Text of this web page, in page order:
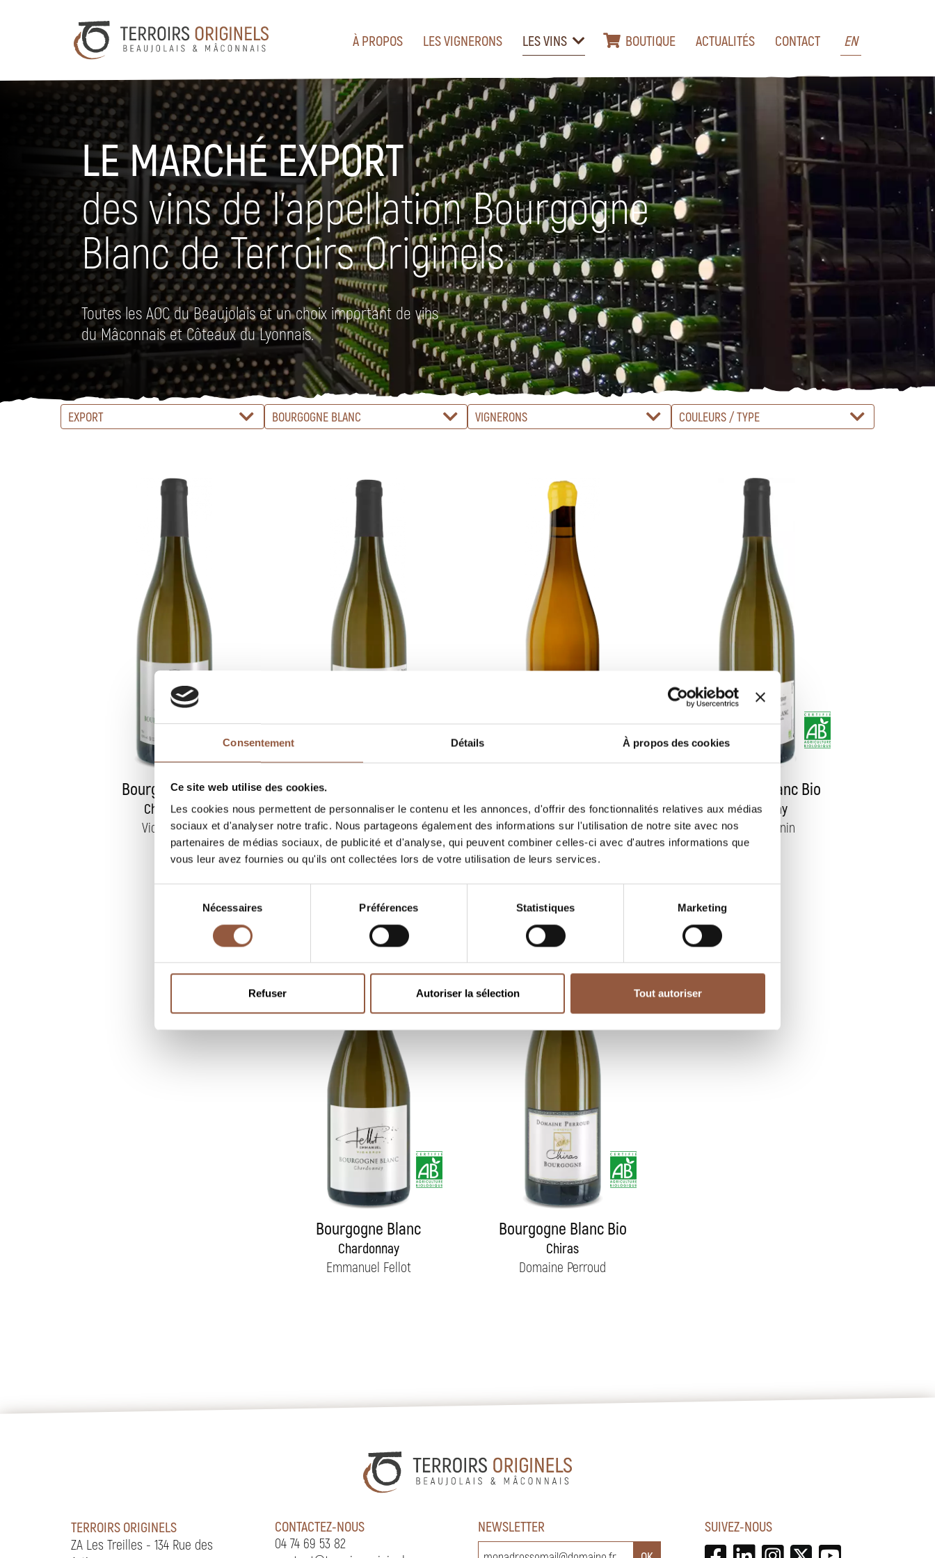
Consentement Détails À propos des cookies
Ce site web utilise des cookies.
Les cookies nous permettent de personnaliser le contenu et les annonces, d'offrir des fonctionnalités relatives aux médias
sociaux et d'analyser notre trafic. Nous partageons également des informations sur l'utilisation de notre site avec nos
partenaires de médias sociaux, de publicité et d'analyse, qui peuvent combiner celles-ci avec d'autres informations que
vous leur avez fournies ou qu'ils ont collectées lors de votre utilisation de leurs services.
consentement
Nécessaires Préférences Statistiques Marketing
Refuser Autoriser la sélection Tout autoriser
À PROPOS LES VIGNERONS LES VINS BOUTIQUE ACTUALITÉS CONTACT EN
LE MARCHÉ EXPORT
des vins de l’appellation Bourgogne
Blanc de Terroirs Originels
Toutes les AOC du Beaujolais et un choix important de vins
du Mâconnais et Côteaux du Lyonnais.
EXPORT BOURGOGNE BLANC VIGNERONS COULEURS / TYPE
Bourgogne Blanc
Chardonnay
Victor Sornin
Bourgogne Blanc
Chardonnay
Jean-Baptiste Duperray
Chardonnay - Les 7 pièces
Jean-Michel Dupré
Bourgogne Blanc Bio
Chardonnay
Frédéric Sornin
Bourgogne Blanc
Chardonnay
Emmanuel Fellot
Bourgogne Blanc Bio
Chiras
Domaine Perroud
TERROIRS ORIGINELS
ZA Les Treilles - 134 Rue des
CONTACTEZ-NOUS
04 74 69 53 82
NEWSLETTER SUIVEZ-NOUS